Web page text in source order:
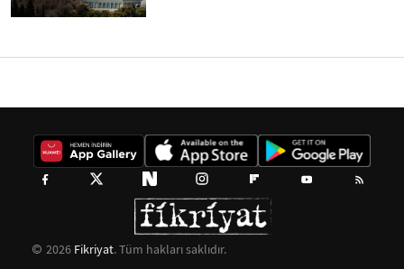
2026 Fikriyat. Tüm hakları saklıdır.